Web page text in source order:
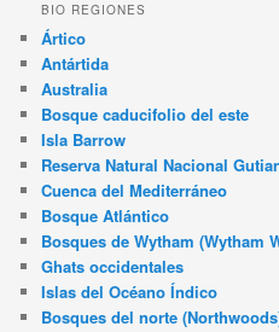
BIO REGIONES
Ártico
Antártida
Australia
Bosque caducifolio del este
Isla Barrow
Reserva Natural Nacional
Cuenca del Mediterráneo
Bosque Atlántico
Bosques de Wytham (Wytham
Ghats occidentales
Islas del Océano Índico
Bosques del norte